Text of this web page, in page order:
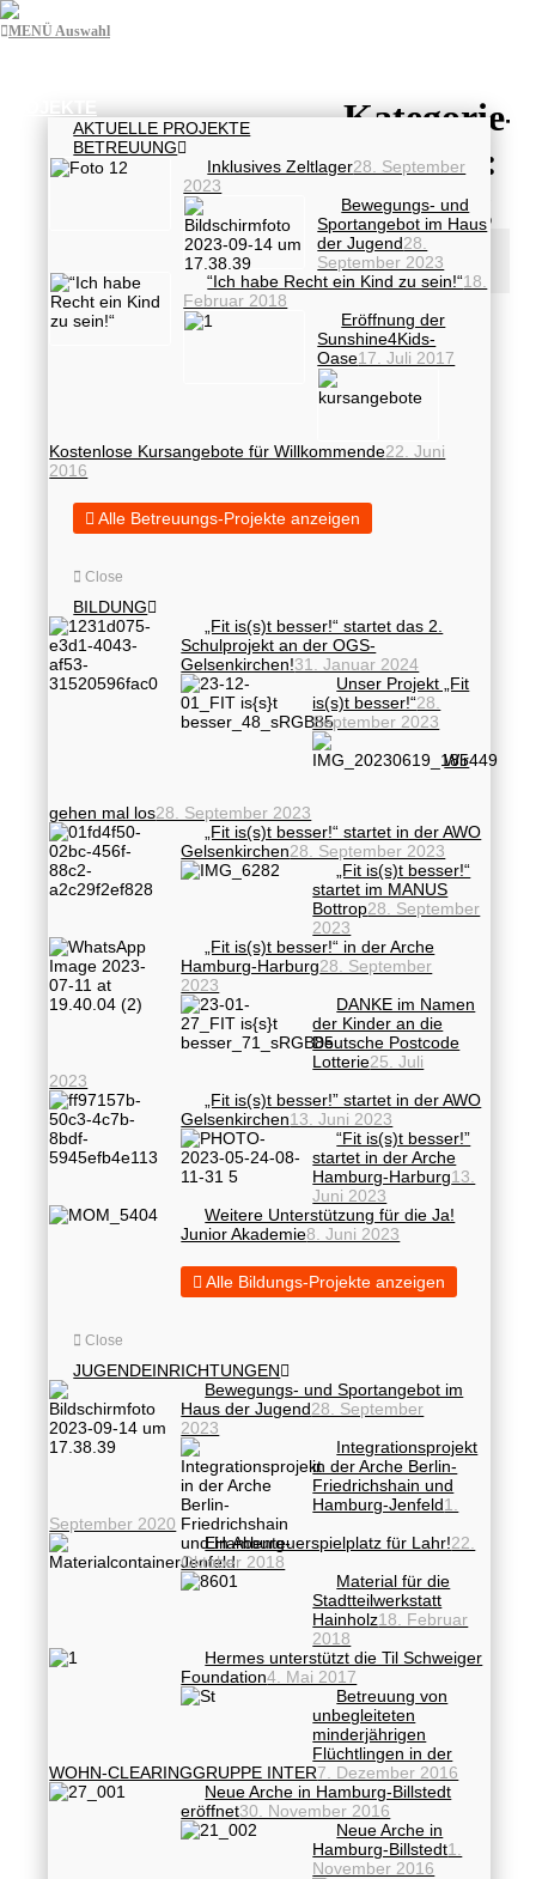
MENÜ Auswahl
PROJEKTE
AKTUELLE PROJEKTE
BETREUUNG
Inklusives Zeltlager28. September
2023
Bewegungs- und
Sportangebot im Haus
der Jugend28.
September 2023
“Ich habe Recht ein Kind zu sein!“18.
Februar 2018
Eröffnung der
Sunshine4Kids-
Oase17. Juli 2017
Kostenlose Kursangebote für Willkommende22. Juni
2016
Alle Betreuungs-Projekte anzeigen
Close
BILDUNG
„Fit is(s)t besser!“ startet das 2.
Schulprojekt an der OGS-
Gelsenkirchen!31. Januar 2024
Unser Projekt „Fit
is(s)t besser!“28.
September 2023
Wir
gehen mal los28. September 2023
„Fit is(s)t besser!“ startet in der AWO
Gelsenkirchen28. September 2023
„Fit is(s)t besser!“
startet im MANUS
Bottrop28. September
2023
„Fit is(s)t besser!“ in der Arche
Hamburg-Harburg28. September
2023
DANKE im Namen
der Kinder an die
Deutsche Postcode
Lotterie25. Juli
2023
„Fit is(s)t besser!” startet in der AWO
Gelsenkirchen13. Juni 2023
“Fit is(s)t besser!”
startet in der Arche
Hamburg-Harburg13.
Juni 2023
Weitere Unterstützung für die Ja!
Junior Akademie8. Juni 2023
Alle Bildungs-Projekte anzeigen
Close
JUGENDEINRICHTUNGEN
Bewegungs- und Sportangebot im
Haus der Jugend28. September
2023
Integrationsprojekt
in der Arche Berlin-
Friedrichshain und
Hamburg-Jenfeld1.
September 2020
Ein Abenteuerspielplatz für Lahr!22.
Oktober 2018
Material für die
Stadtteilwerkstatt
Hainholz18. Februar
2018
Hermes unterstützt die Til Schweiger
Foundation4. Mai 2017
Betreuung von
unbegleiteten
minderjährigen
Flüchtlingen in der
WOHN-CLEARINGGRUPPE INTER7. Dezember 2016
Neue Arche in Hamburg-Billstedt
eröffnet30. November 2016
Neue Arche in
Hamburg-Billstedt1.
November 2016
Kategorie-
Archive:
Bildung
Sie befinden sich hier:
Start
Kategorie
"Bildung"